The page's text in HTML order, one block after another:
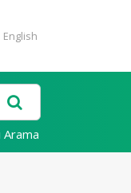
English
Arama